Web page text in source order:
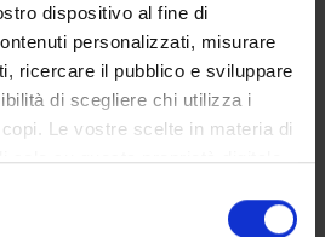
dispositivo al fine di
personalizzati, misurare
ricercare il pubblico e sviluppare
di scegliere chi utilizza i
Le vostre scelte in materia di
solo su questa proprietà digitale
proprio consenso in qualsiasi